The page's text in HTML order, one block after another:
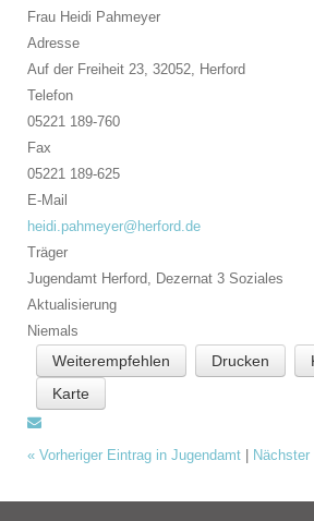
Frau Heidi Pahmeyer
Adresse
Auf der Freiheit 23, 32052, Herford
Telefon
05221 189-760
Fax
05221 189-625
E-Mail
heidi.pahmeyer@herford.de
Träger
Jugendamt Herford, Dezernat 3 Soziales
Aktualisierung
Niemals
Weiterempfehlen Drucken
Karte
« Vorheriger Eintrag in Jugendamt |